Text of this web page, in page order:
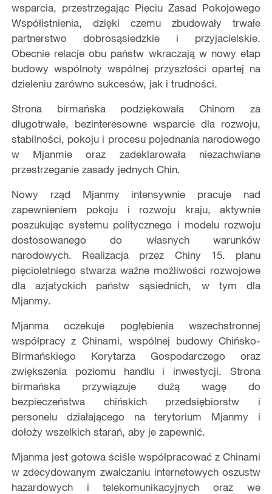
wsparcia, przestrzegając Pięciu Zasad Pokojowego
Współistnienia, dzięki czemu zbudowały trwałe
partnerstwo dobrosąsiedzkie i przyjacielskie.
Obecnie relacje obu państw wkraczają w nowy etap
budowy wspólnoty wspólnej przyszłości opartej na
dzieleniu zarówno sukcesów, jak i trudności.
Strona birmańska podziękowała Chinom za
długotrwałe, bezinteresowne wsparcie dla rozwoju,
stabilności, pokoju i procesu pojednania narodowego
w Mjanmie oraz zadeklarowała niezachwiane
przestrzeganie zasady jednych Chin.
Nowy rząd Mjanmy intensywnie pracuje nad
zapewnieniem pokoju i rozwoju kraju, aktywnie
poszukując systemu politycznego i modelu rozwoju
dostosowanego do własnych warunków
narodowych. Realizacja przez Chiny 15. planu
pięcioletniego stwarza ważne możliwości rozwojowe
dla azjatyckich państw sąsiednich, w tym dla
Mjanmy.
Mjanma oczekuje pogłębienia wszechstronnej
współpracy z Chinami, wspólnej budowy Chińsko-
Birmańskiego Korytarza Gospodarczego oraz
zwiększenia poziomu handlu i inwestycji. Strona
birmańska przywiązuje dużą wagę do
bezpieczeństwa chińskich przedsiębiorstw i
personelu działającego na terytorium Mjanmy i
dołoży wszelkich starań, aby je zapewnić.
Mjanma jest gotowa ściśle współpracować z Chinami
w zdecydowanym zwalczaniu internetowych oszustw
hazardowych i telekomunikacyjnych oraz we